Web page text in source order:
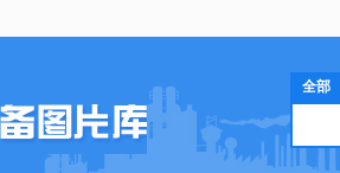
全部